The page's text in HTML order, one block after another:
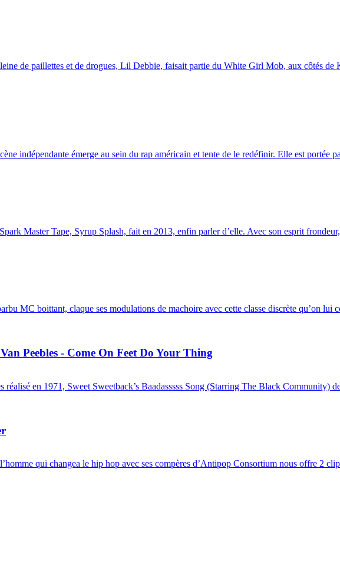
de paillettes et de drogues, Lil Debbie, faisait partie du White Girl Mob, aux côtés de
indépendante émerge au sein du rap américain et tente de le redéfinir. Elle est portée
Master Tape, Syrup Splash, fait en 2013, enfin parler d’elle. Avec son esprit frondeur,
MC boittant, claque ses modulations de machoire avec cette classe discrète qu’on lui
Peebles - Come On Feet Do Your Thing
en 1971, Sweet Sweetback’s Baadasssss Song (Starring The Black Community)
qui changea le hip hop avec ses compères d’Antipop Consortium nous offre 2